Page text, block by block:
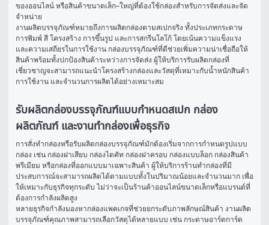
ของออนไลน์ หรือสินค้าขนาดเล็ก–ใหญ่ที่ต้องใช้กล่องสำหรับการจัดส่งและจัด
จำหน่าย
งานผลิตบรรจุภัณฑ์หมายถึงการผลิตกล่องตามสเปกจริง ทั้งประเภทกระดาษ
การพิมพ์ สี โครงสร้าง การขึ้นรูป และการสกรีนโลโก้ โดยเน้นความแข็งแรง
และความเสถียรในการใช้งาน กล่องบรรจุภัณฑ์ที่ดีช่วยเพิ่มความน่าเชื่อถือให้
สินค้าพร้อมทั้งปกป้องสินค้าระหว่างการจัดส่ง ผู้ให้บริการรับผลิตกล่องที่
เชี่ยวชาญจะสามารถแนะนำโครงสร้างกล่องและวัสดุที่เหมาะกับน้ำหนักสินค้า
การใช้งาน และจำนวนการผลิตได้อย่างเหมาะสม
รับผลิตกล่องบรรจุภัณฑ์แบบกำหนดสเปก กล่อง
ผลิตภัณฑ์ และงานทำกล่องเพื่อธุรกิจ
การสั่งทำกล่องหรือรับผลิตกล่องบรรจุภัณฑ์มักต้องเริ่มจากการกำหนดรูปแบบ
กล่อง เช่น กล่องฝาเสียบ กล่องไดคัท กล่องฝาครอบ กล่องแบบล็อก กล่องสินค้า
พรีเมียม หรือกล่องที่ออกแบบมาเฉพาะสินค้า ผู้ให้บริการร้านทำกล่องที่มี
ประสบการณ์จะสามารถผลิตได้ตามแบบทั้งในปริมาณน้อยและจำนวนมาก เพื่อ
ให้เหมาะกับธุรกิจทุกระดับ ไม่ว่าจะเป็นร้านค้าออนไลน์ขนาดเล็กหรือแบรนด์ที่
ต้องการกำลังผลิตสูง
หลายธุรกิจกำลังมองหากล่องแพคเกจที่ช่วยยกระดับภาพลักษณ์สินค้า งานผลิต
บรรจุภัณฑ์คุณภาพสามารถเลือกวัสดุได้หลายแบบ เช่น กระดาษอาร์ตการ์ด